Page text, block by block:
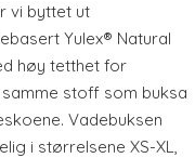
vi byttet ut
Yulex® Natural
høy tetthet for
stoff som buksa
Vadebuksen
i størrelsene XS-XL,